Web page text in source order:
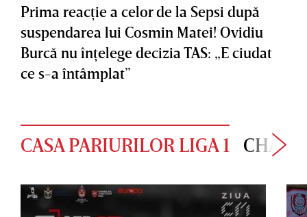
Prima reacţie a celor de la Sepsi după
suspendarea lui Cosmin Matei! Ovidiu
Burcă nu înţelege decizia TAS: „E ciudat
ce s-a întâmplat”
CASA PARIURILOR LIGA 1